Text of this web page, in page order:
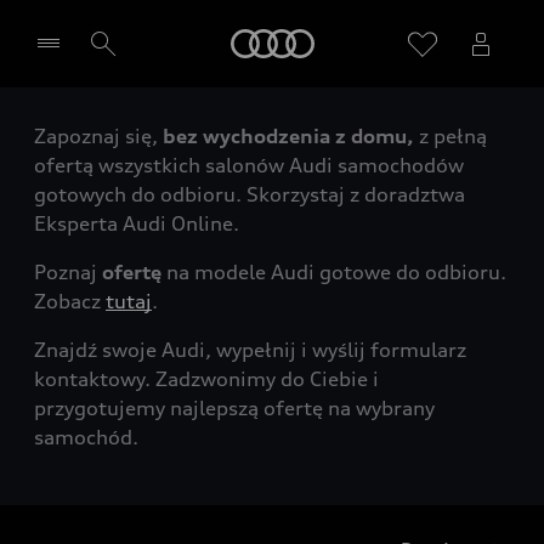
Wybierz Twojego Partnera Audi
Zapoznaj się, bez wychodzenia z domu, z pełną
ofertą wszystkich salonów Audi samochodów
gotowych do odbioru. Skorzystaj z doradztwa
Eksperta Audi Online.
Poznaj ofertę na modele Audi gotowe do odbioru.
Zobacz tutaj.
Znajdź swoje Audi, wypełnij i wyślij formularz
kontaktowy. Zadzwonimy do Ciebie i
przygotujemy najlepszą ofertę na wybrany
samochód.